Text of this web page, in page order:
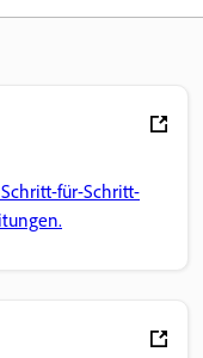
für-Schritt-